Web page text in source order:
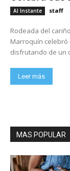
Al Instante staff -
Rodeada del
Marroquín celebró
disfrutando de un
Leer más
MAS POPULAR